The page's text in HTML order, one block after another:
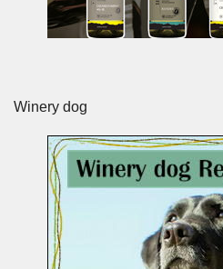
Winery dog